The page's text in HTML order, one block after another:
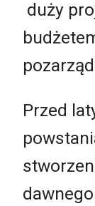
duży
Przed